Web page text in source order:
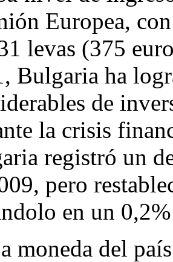
Europea,
levas (375
Bulgaria ha
de
la crisis
registró un
pero
en un
moneda del